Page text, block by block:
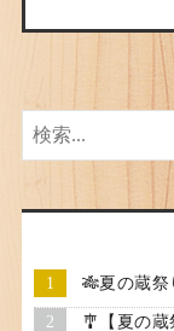
🎋夏の蔵祭
🎐【夏の